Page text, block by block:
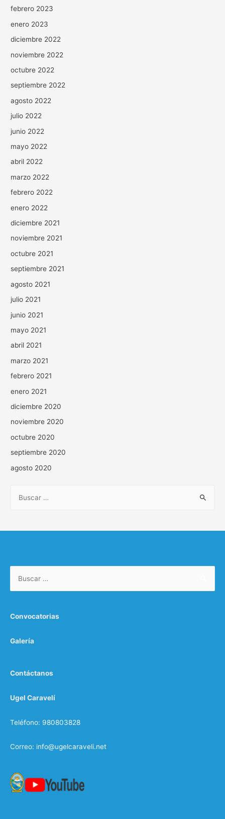
febrero 2023
enero 2023
diciembre 2022
noviembre 2022
octubre 2022
septiembre 2022
agosto 2022
julio 2022
junio 2022
mayo 2022
abril 2022
marzo 2022
febrero 2022
enero 2022
diciembre 2021
noviembre 2021
octubre 2021
septiembre 2021
agosto 2021
julio 2021
junio 2021
mayo 2021
abril 2021
marzo 2021
febrero 2021
enero 2021
diciembre 2020
noviembre 2020
octubre 2020
septiembre 2020
agosto 2020
Convocatorias
Galería
Contáctanos
Ugel Caravelí
Teléfono: 980803828
Correo: info@ugelcaraveli.net